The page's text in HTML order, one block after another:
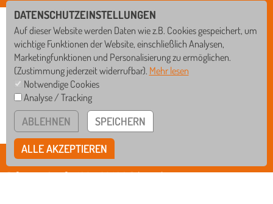
BISCHOF-SPROLL-BILDUNGSZENTRUM
Rißegger Straße 108 • 88400 Biberach
DATENSCHUTZEINSTELLUNGEN
Auf dieser Website werden Daten wie z.B. Cookies gespeichert, um
wichtige Funktionen der Website, einschließlich Analysen,
Marketingfunktionen und Personalisierung zu ermöglichen.
(Zustimmung jederzeit widerrufbar). Mehr lesen
Notwendige Cookies
Analyse / Tracking
ABLEHNEN SPEICHERN
ALLE AKZEPTIEREN